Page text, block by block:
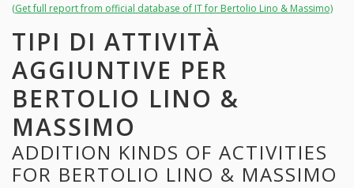
(Get full report from official database of IT for Bertolio Lino & Massimo)
TIPI DI ATTIVITÀ
AGGIUNTIVE PER
BERTOLIO LINO &
MASSIMO
ADDITION KINDS OF ACTIVITIES
FOR BERTOLIO LINO & MASSIMO